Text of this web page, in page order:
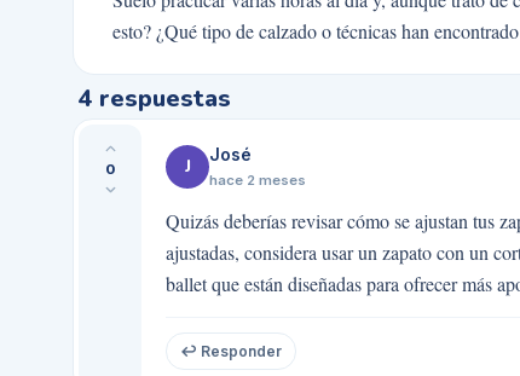
esto? ¿Qué tipo de calzado o técnicas han
4 respuestas
0 J
José
hace 2 meses
Quizás deberías revisar cómo se ajustan tus
ajustadas, considera usar un zapato con un
ballet que están diseñadas para ofrecer más
↩ Responder